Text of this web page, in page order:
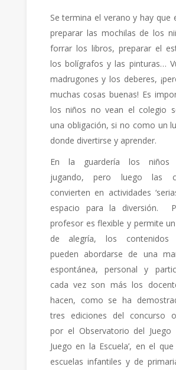
Se termina el verano y hay que
preparar las mochilas de los
forrar los libros, preparar el
los bolígrafos y las pinturas…
madrugones y los deberes,
muchas cosas buenas! Es
los niños no vean el colegio
una obligación, si no como un
donde divertirse y aprender.
En la guardería los niños
jugando, pero luego las
convierten en actividades
espacio para la diversión.
profesor es flexible y permite
de alegría, los contenidos
pueden abordarse de una
espontánea, personal y
cada vez son más los
hacen, como se ha
tres ediciones del concurso
por el Observatorio del Juego
Juego en la Escuela’, en el
escuelas infantiles y de